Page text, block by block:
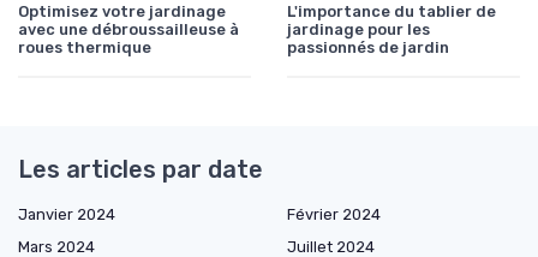
Optimisez votre jardinage
avec une débroussailleuse à
roues thermique
L'importance du tablier de
jardinage pour les
passionnés de jardin
Les articles par date
Janvier 2024
Février 2024
Mars 2024
Juillet 2024